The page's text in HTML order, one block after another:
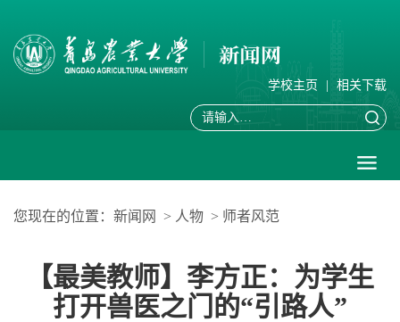
学校主页 相关下载
您现在的位置： 新闻网 > 人物 > 师者风范
【最美教师】李方正：为学生
打开兽医之门的“引路人”